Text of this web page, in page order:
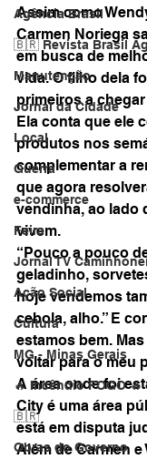
Agência Brasil
🇧🇷 Revista Brasil
Manutenção
Jornal da Cidade
Local
Guerra
e-commerce
Feira
Jornal TV
Ação Social
Cultura
MG - Minas Gerais
🔥 Incêndio FOGO 🔥
🇧🇷
Obras do Governo
Assim como
Carmen Noriega
em busca de
vida. O filho dela
primeiros a chegar
Ela conta que ele
produtos nos
complementar a
que agora
vendinha, ao lado
vivem.
“Pouco a pouco
geladinho,
hoje vendemos
cebola, alho.” E
estamos bem.
voltar para o meu
A área onde foi
City é uma área
está em disputa
Além de Carmen e